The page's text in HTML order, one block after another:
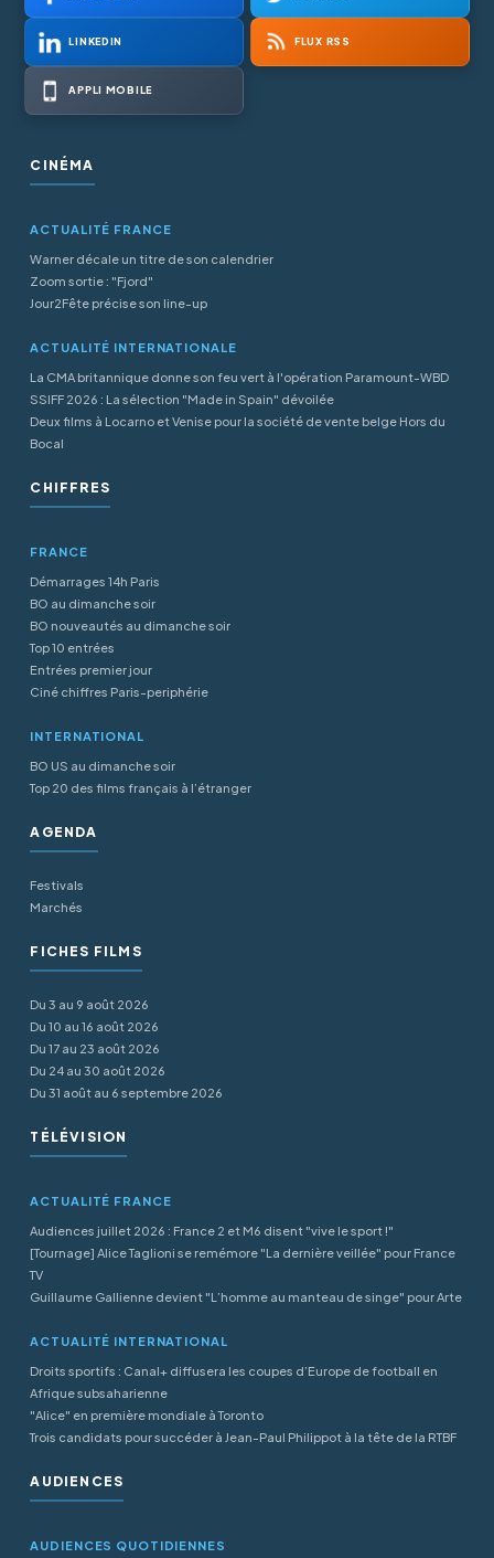
LINKEDIN FLUX RSS
APPLI MOBILE
CINÉMA
ACTUALITÉ FRANCE
Warner décale un titre de son calendrier
Zoom sortie : "Fjord"
Jour2Fête précise son line-up
ACTUALITÉ INTERNATIONALE
La CMA britannique donne son feu vert à l'opération Paramount-WBD
SSIFF 2026 : La sélection "Made in Spain" dévoilée
Deux films à Locarno et Venise pour la société de vente belge Hors du
Bocal
CHIFFRES
FRANCE
Démarrages 14h Paris
BO au dimanche soir
BO nouveautés au dimanche soir
Top 10 entrées
Entrées premier jour
Ciné chiffres Paris-periphérie
INTERNATIONAL
BO US au dimanche soir
Top 20 des films français à l’étranger
AGENDA
Festivals
Marchés
FICHES FILMS
Du 3 au 9 août 2026
Du 10 au 16 août 2026
Du 17 au 23 août 2026
Du 24 au 30 août 2026
Du 31 août au 6 septembre 2026
TÉLÉVISION
ACTUALITÉ FRANCE
Audiences juillet 2026 : France 2 et M6 disent "vive le sport !"
[Tournage] Alice Taglioni se remémore "La dernière veillée" pour France
TV
Guillaume Gallienne devient "L’homme au manteau de singe" pour Arte
ACTUALITÉ INTERNATIONAL
Droits sportifs : Canal+ diffusera les coupes d’Europe de football en
Afrique subsaharienne
"Alice" en première mondiale à Toronto
Trois candidats pour succéder à Jean-Paul Philippot à la tête de la RTBF
AUDIENCES
AUDIENCES QUOTIDIENNES